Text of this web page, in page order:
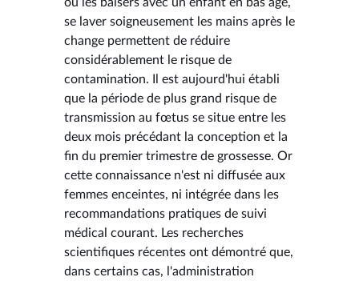
se laver soigneusement les mains après le
change permettent de réduire
considérablement le risque de
contamination. Il est aujourd'hui établi
que la période de plus grand risque de
transmission au fœtus se situe entre les
deux mois précédant la conception et la
fin du premier trimestre de grossesse. Or
cette connaissance n'est ni diffusée aux
femmes enceintes, ni intégrée dans les
recommandations pratiques de suivi
médical courant. Les recherches
scientifiques récentes ont démontré que,
dans certains cas, l'administration